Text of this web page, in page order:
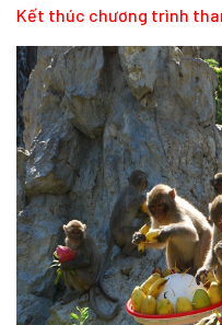
Kết thúc chương trình